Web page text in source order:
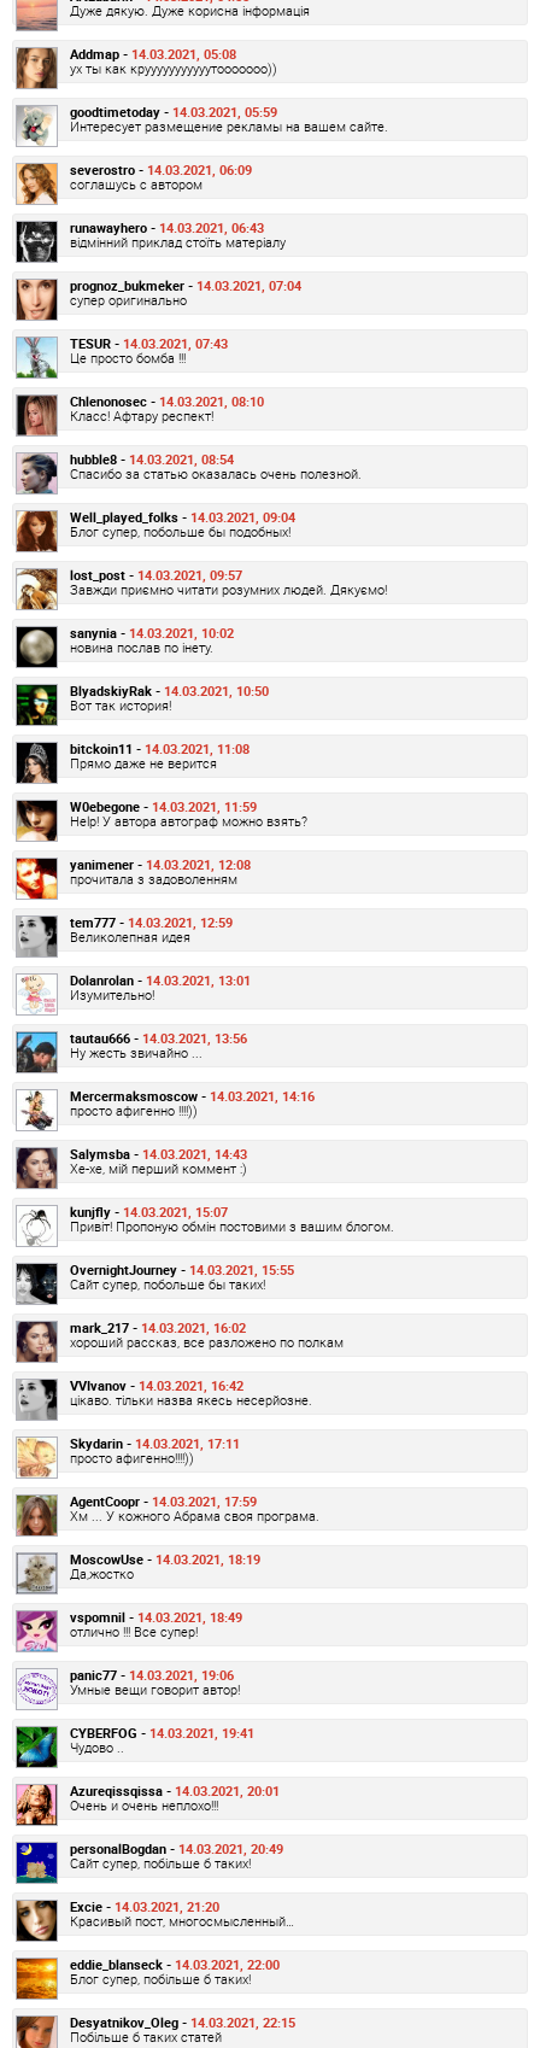
Дуже дякую. Дуже корисна інформація
Addmap - 14.03.2021, 05:08
ух ты как крууууууууууутооооооо))
goodtimetoday - 14.03.2021, 05:59
Интересует размещение рекламы на вашем сайте.
severostro - 14.03.2021, 06:09
соглашусь с автором
runawayhero - 14.03.2021, 06:43
відмінний приклад стоїть матеріалу
prognoz_bukmeker - 14.03.2021, 07:04
супер оригинально
TESUR - 14.03.2021, 07:43
Це просто бомба !!!
Chlenonosec - 14.03.2021, 08:10
Класс! Афтару респект!
hubble8 - 14.03.2021, 08:54
Спасибо за статью оказалась очень полезной.
Well_played_folks - 14.03.2021, 09:04
Блог супер, побольше бы подобных!
lost_post - 14.03.2021, 09:57
Завжди приємно читати розумних людей. Дякуємо!
sanynia - 14.03.2021, 10:02
новина послав по інету.
BlyadskiyRak - 14.03.2021, 10:50
Вот так история!
bitckoin11 - 14.03.2021, 11:08
Прямо даже не верится
W0ebegone - 14.03.2021, 11:59
Help! У автора автограф можно взять?
yanimener - 14.03.2021, 12:08
прочитала з задоволенням
tem777 - 14.03.2021, 12:59
Великолепная идея
Dolanrolan - 14.03.2021, 13:01
Изумительно!
tautau666 - 14.03.2021, 13:56
Ну жесть звичайно ...
Mercermaksmoscow - 14.03.2021, 14:16
просто афигенно !!!!))
Salymsba - 14.03.2021, 14:43
Хе-хе, мій перший коммент :)
kunjfly - 14.03.2021, 15:07
Привіт! Пропоную обмін постовими з вашим блогом.
OvernightJourney - 14.03.2021, 15:55
Сайт супер, побольше бы таких!
mark_217 - 14.03.2021, 16:02
хороший рассказ, все разложено по полкам
VVIvanov - 14.03.2021, 16:42
цікаво. тільки назва якесь несерйозне.
Skydarin - 14.03.2021, 17:11
просто афигенно!!!!))
AgentCoopr - 14.03.2021, 17:59
Хм ... У кожного Абрама своя програма.
MoscowUse - 14.03.2021, 18:19
Да,жостко
vspomnil - 14.03.2021, 18:49
отлично !!! Все супер!
panic77 - 14.03.2021, 19:06
Умные вещи говорит автор!
CYBERFOG - 14.03.2021, 19:41
Чудово ..
Azureqissqissa - 14.03.2021, 20:01
Очень и очень неплохо!!!
personalBogdan - 14.03.2021, 20:49
Сайт супер, побільше б таких!
Excie - 14.03.2021, 21:20
Красивый пост, многосмысленный…
eddie_blanseck - 14.03.2021, 22:00
Блог супер, побільше б таких!
Desyatnikov_Oleg - 14.03.2021, 22:15
Побільше б таких статей